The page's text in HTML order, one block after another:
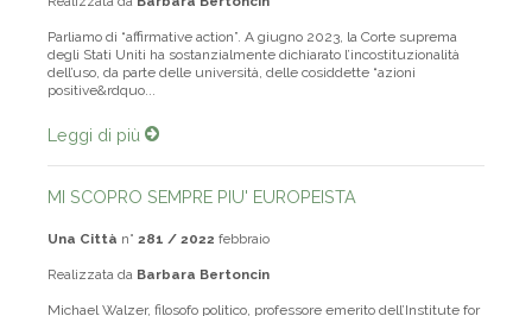
Parliamo di “affirmative action”. A giugno 2023, la Corte suprema
degli Stati Uniti ha sostanzialmente dichiarato l’incostituzionalità
dell’uso, da parte delle università, delle cosiddette “azioni
Leggi di più